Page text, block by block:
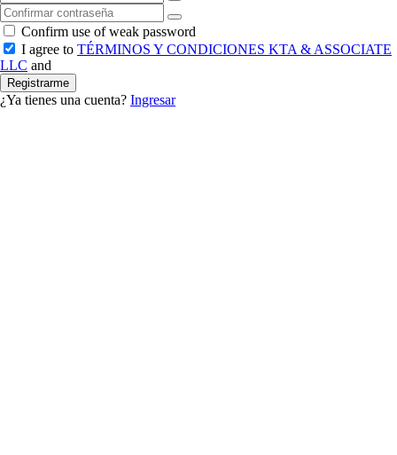
Confirm use of weak password
I agree to TÉRMINOS Y CONDICIONES KTA & ASSOCIATE
LLC and
Registrarme
¿Ya tienes una cuenta? Ingresar